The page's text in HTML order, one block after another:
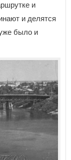
и
и делятся
было и